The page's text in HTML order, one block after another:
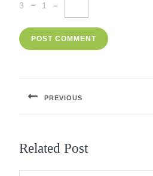
3 − 1 =
PREVIOUS
Related Post